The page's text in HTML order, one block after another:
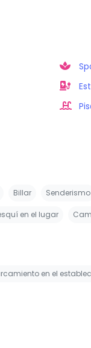
Billar Senderismo
en el lugar
en el